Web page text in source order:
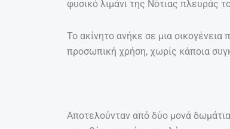
φυσικό λιμάνι της Νότιας πλευράς
Το ακίνητο ανήκε σε μια οικογένεια
προσωπική χρήση, χωρίς κάποια
Αποτελούνταν από δύο μονά